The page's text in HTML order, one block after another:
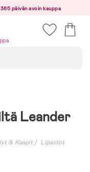
365 päivän avoin kauppa
jo samana päivänä!
Leander
& Kaapit Lipastot